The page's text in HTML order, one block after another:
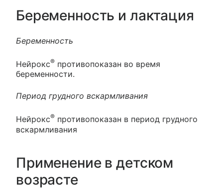
Беременность и лактация
Беременность
Нейрокс® противопоказан во время
беременности.
Период грудного вскармливания
Нейрокс® противопоказан в период грудного
вскармливания
Применение в детском
возрасте